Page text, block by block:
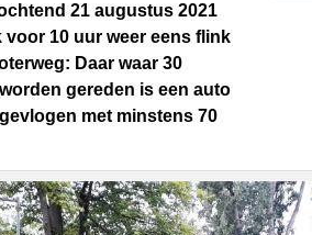
21 augustus 2021
voor 10 uur weer eens flink
Daar waar 30
gereden is een auto
met minstens 70